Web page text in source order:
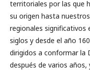
territoriales por las que
su origen hasta
regionales
siglos y desde el año
dirigidos a conformar la
después de varios